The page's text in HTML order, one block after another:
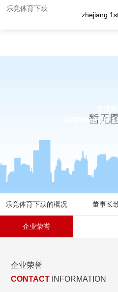
企业荣誉-乐竞体育下
乐竞体育下载
zhejiang
APPROACH
乐竞体育下载的概况 董事长
企业荣誉
企业荣誉
CONTACT INFORMATION